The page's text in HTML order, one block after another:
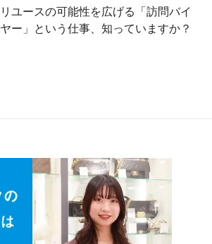
リユースの可能性を広げる「訪問バイ
ヤー」という仕事、知っていますか？